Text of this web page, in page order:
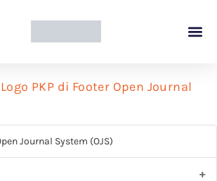
PKP di Footer Open Journal
Journal System (OJS)